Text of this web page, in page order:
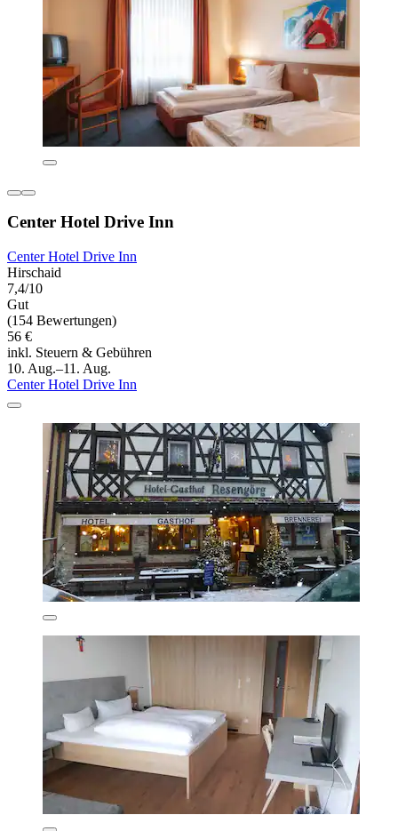
Center Hotel Drive Inn
Center Hotel Drive Inn
Hirschaid
7,4/10
Gut
(154 Bewertungen)
56 €
inkl. Steuern & Gebühren
10. Aug.–11. Aug.
Center Hotel Drive Inn